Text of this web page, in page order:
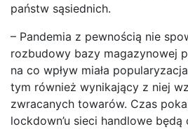
państw sąsiednich.
– Pandemia z pewnością nie
rozbudowy bazy magazynowej
na co wpływ miała
tym również wynikający z niej
zwracanych towarów. Czas
lockdown’u sieci handlowe będą